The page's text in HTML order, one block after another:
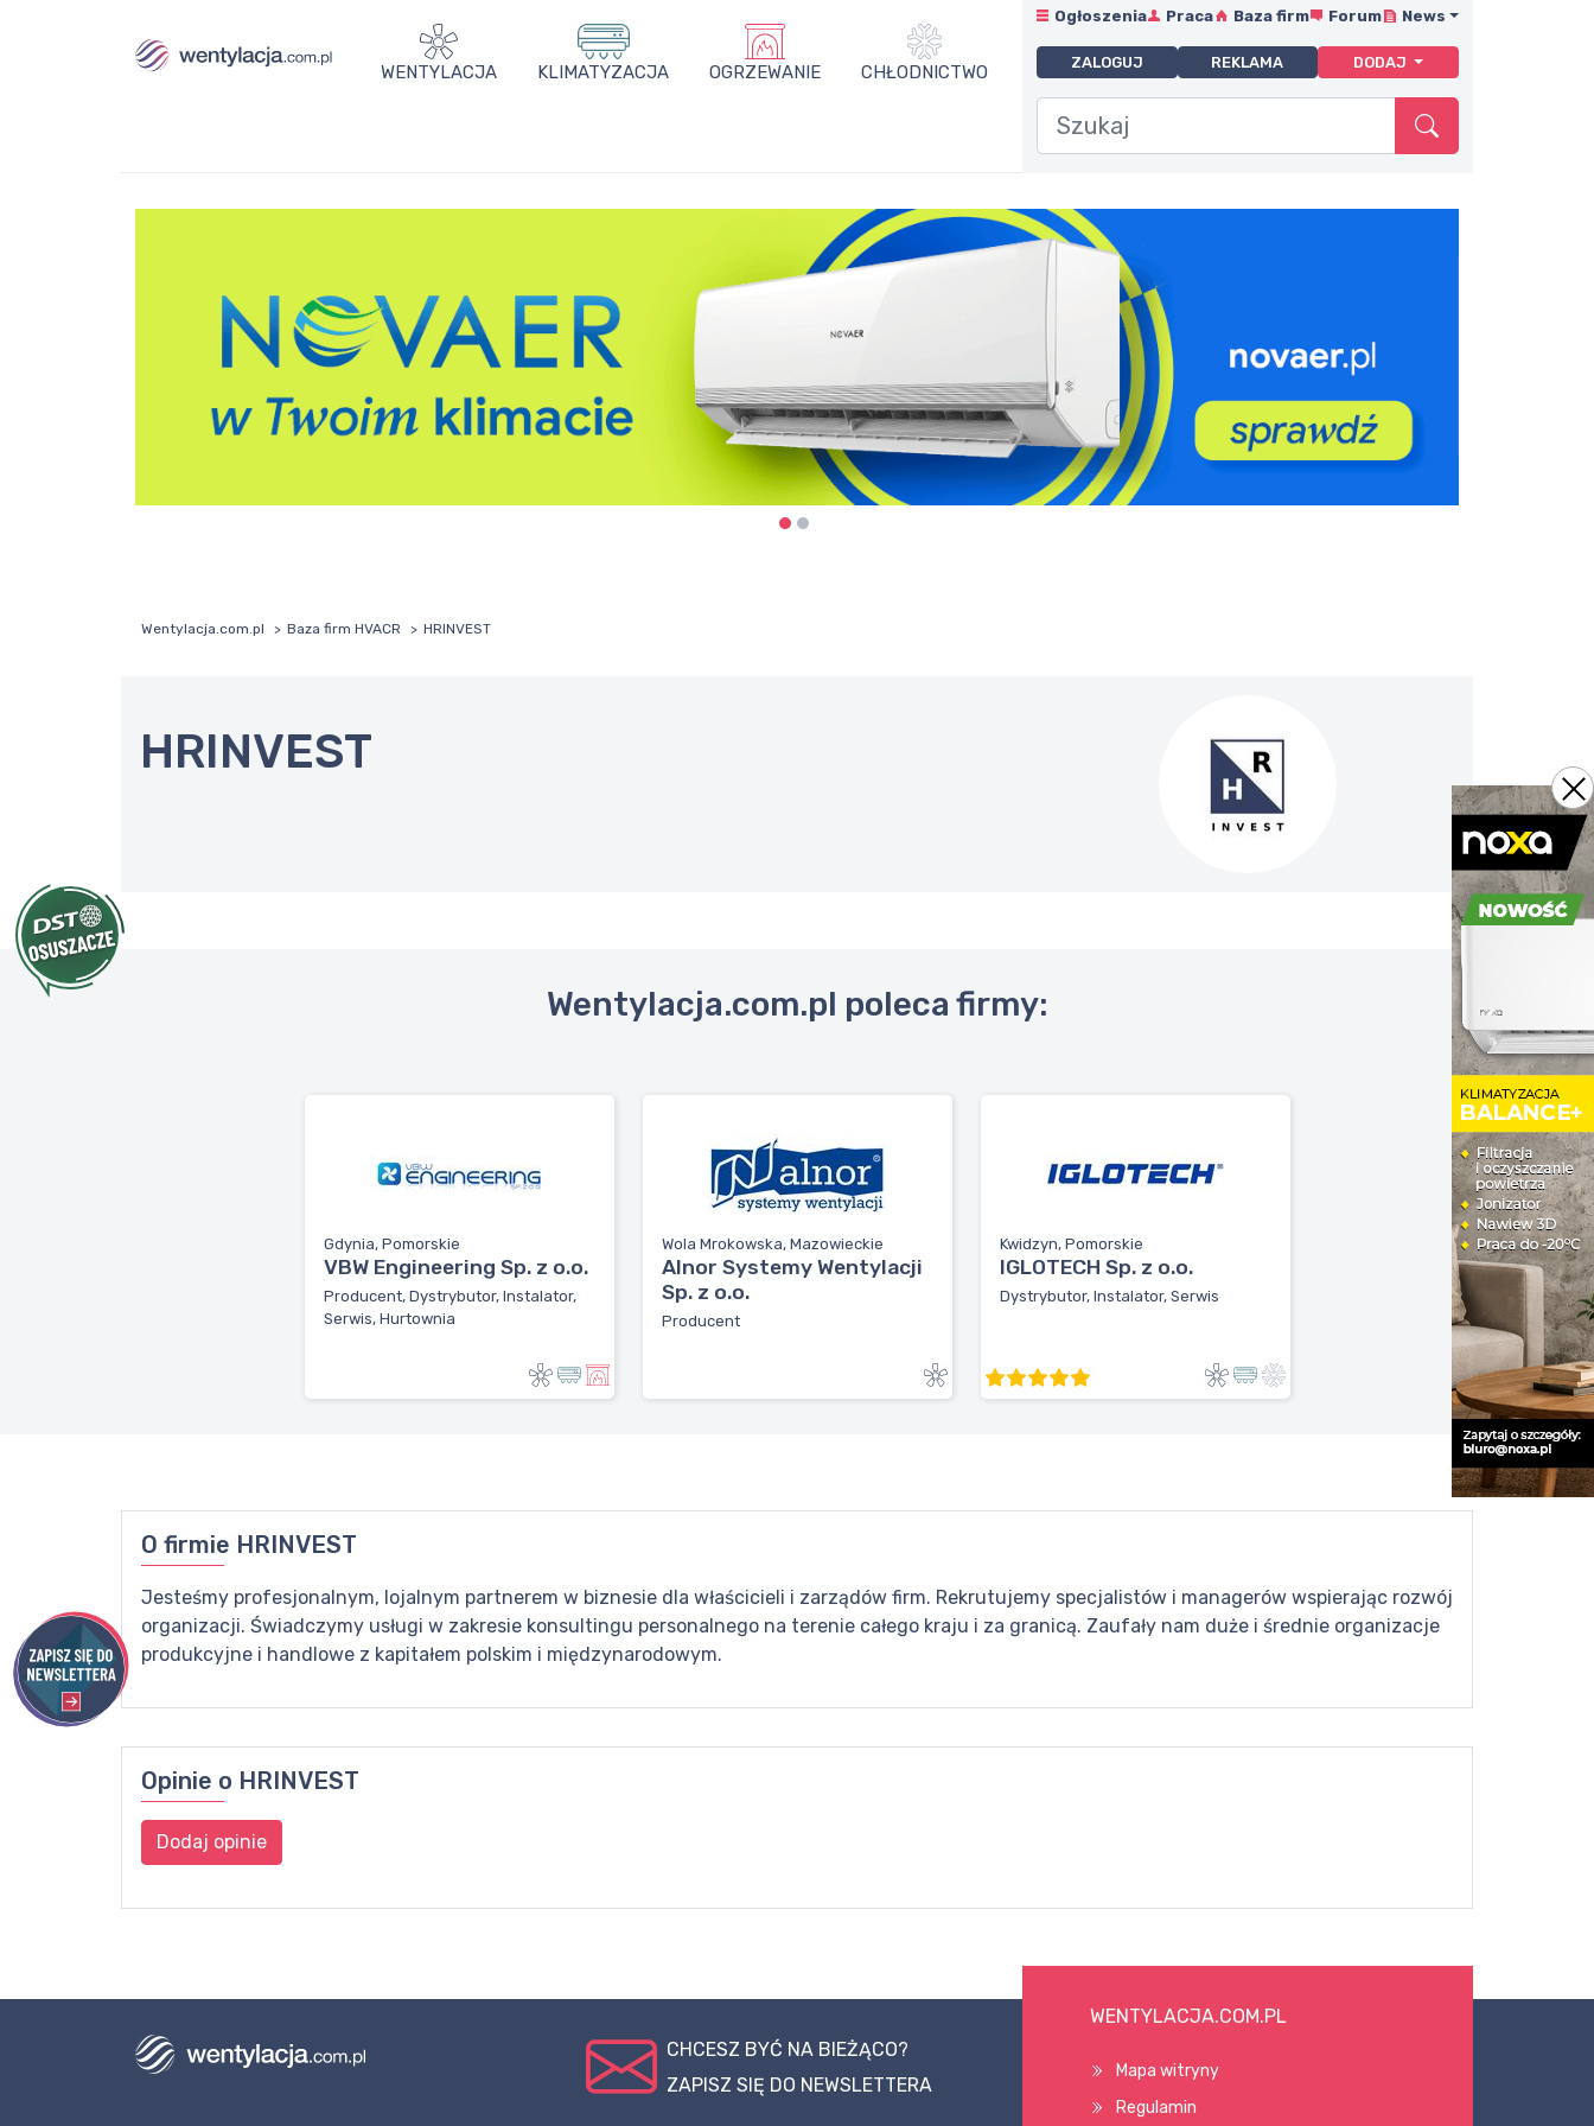
WENTYLACJA KLIMATYZACJA OGRZEWANIE CHŁODNICTWO
Ogłoszenia Praca Baza firm Forum News
ZALOGUJ REKLAMA DODAJ
Wentylacja.com.pl Baza firm HVACR HRINVEST
HRINVEST
Wentylacja.com.pl poleca firmy:
Gdynia, Pomorskie
VBW Engineering Sp. z o.o.
Producent, Dystrybutor, Instalator,
Serwis, Hurtownia
Wola Mrokowska, Mazowieckie
Alnor Systemy Wentylacji
Sp. z o.o.
Producent
Kwidzyn, Pomorskie
IGLOTECH Sp. z o.o.
Dystrybutor, Instalator, Serwis
O firmie HRINVEST
Jesteśmy profesjonalnym, lojalnym partnerem w biznesie dla właścicieli i zarządów firm. Rekrutujemy specjalistów i managerów wspierając rozwój
organizacji. Świadczymy usługi w zakresie konsultingu personalnego na terenie całego kraju i za granicą. Zaufały nam duże i średnie organizacje
produkcyjne i handlowe z kapitałem polskim i międzynarodowym.
Opinie o HRINVEST
Dodaj opinie
CHCESZ BYĆ NA BIEŻĄCO?
ZAPISZ SIĘ DO NEWSLETTERA
WENTYLACJA.COM.PL
Mapa witryny
Regulamin